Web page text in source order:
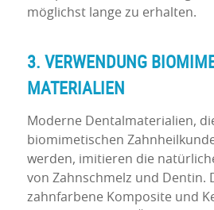
möglichst lange zu erhalten.
3. VERWENDUNG
MATERIALIEN
Moderne Dentalmaterialien,
biomimetischen
werden, imitieren die
von Zahnschmelz und Dentin.
zahnfarbene Komposite und